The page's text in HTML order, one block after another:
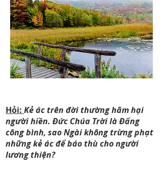
Hỏi: Kẻ ác trên đời thường hãm hại
người hiền. Đức Chúa Trời là Đấng
công bình, sao Ngài không trừng phạt
những kẻ ác để báo thù cho người
lương thiện?